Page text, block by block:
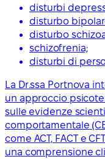
disturbi
disturbo
disturbo
schizofrenia;
disturbi di
La Dr.ssa Portnova
un approccio
sulle evidenze
comportamentale
come ACT, FACT e
una comprensione